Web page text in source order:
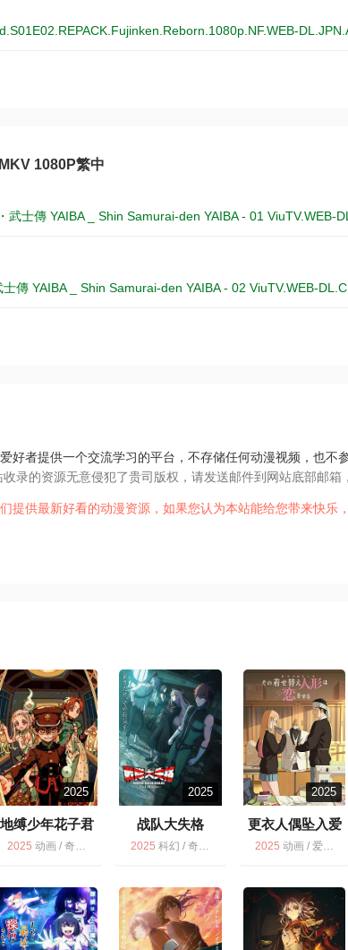
1080P繁中
武士傳 YAIBA _ Shin Samurai-den YAIBA - 01 ViuTV.WEB-
傳 YAIBA _ Shin Samurai-den YAIBA - 02 ViuTV.WEB-
好者提供一个交流学习的平台，不存储任何动漫视频，也不
收录的资源无意侵犯了贵司版权，请发送邮件到网站底部邮箱
提供最新好看的动漫资源，如果您认为本站能给您带来快乐
2025
地缚少年花子君
8.5
2025 动画 / 奇幻 / 多版
2025
战队大失格
2
6.3
2025 科幻 / 奇幻 / 战队大失格 第2季 / 动画 / 动作 / 冒险 / 多版 / 喜剧
2025
更衣人偶坠入爱
河
8.8
2025 动画 / 爱情 / 多版